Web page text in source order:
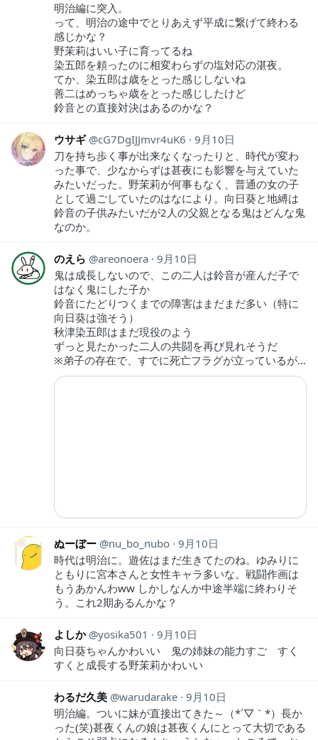
明治編に突入。
って、明治の途中でとりあえず平成に繋げて終わる
感じかな？
野茉莉はいい子に育ってるね︎
染五郎を頼ったのに相変わらずの塩対応の湛夜。
てか、染五郎は歳をとった感じしないね
善二はめっちゃ歳をとった感じしたけど
鈴音との直接対決はあるのかな？
ウサギ cG7DgIJJmvr4uK6
9月10日
刀を持ち歩く事が出来なくなったりと、時代が変わ
った事で、少なからずは甚夜にも影響を与えていた
みたいだった。野茉莉が何事もなく、普通の女の子
として過ごしていたのはなにより。向日葵と地縛は
鈴音の子供みたいだが2人の父親となる鬼はどんな鬼
なのか。
のえら areonoera 9月10日
鬼は成長しないので、この二人は鈴音が産んだ子で
はなく鬼にした子か
鈴音にたどりつくまでの障害はまだまだ多い（特に
向日葵は強そう）
秋津染五郎はまだ現役のよう
ずっと見たかった二人の共闘を再び見れそうだ
※弟子の存在で、すでに死亡フラグが立っているが…
ぬーぼー nu_bo_nubo 9月10日
時代は明治に。遊佐はまだ生きてたのね。ゆみりに
ともりに宮本さんと女性キャラ多いな。戦闘作画は
もうあかんわww しかしなんか中途半端に終わりそ
う。これ2期あるんかな？
よしか yosika501
9月10日
向日葵ちゃんかわいい 鬼の姉妹の能力すご すく
すくと成長する野茉莉かわいい
わるだ久美 warudarake 9月10日
明治編。ついに妹が直接出てきた～（*´▽｀*）長か
った(笑)甚夜くんの娘は甚夜くんにとって大切である